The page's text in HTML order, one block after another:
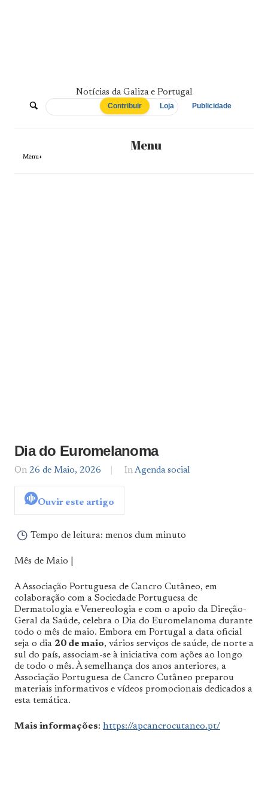
De
Norte
a
Notícias da Galiza e Portugal
Contribuir Loja Publicidade
Menu
Menu+
Dia do Euromelanoma
On 26 de Maio, 2026
By
a
In Agenda social
Ouvir este artigo
Tempo de leitura: menos dum minuto
Mês de Maio |
A Associação Portuguesa de Cancro Cutâneo, em
colaboração com a Sociedade Portuguesa de
Dermatologia e Venereologia e com o apoio da Direção-
Geral da Saúde, celebra o Dia do Euromelanoma durante
todo o mês de maio. Embora em Portugal a data oficial
seja o dia 20 de maio, vários serviços de saúde, de norte a
sul do país, associam-se à iniciativa com ações ao longo
de todo o mês. À semelhança dos anos anteriores, a
Associação Portuguesa de Cancro Cutâneo preparou
materiais informativos e vídeos promocionais dedicados a
esta temática.
Mais informações: https://apcancrocutaneo.pt/